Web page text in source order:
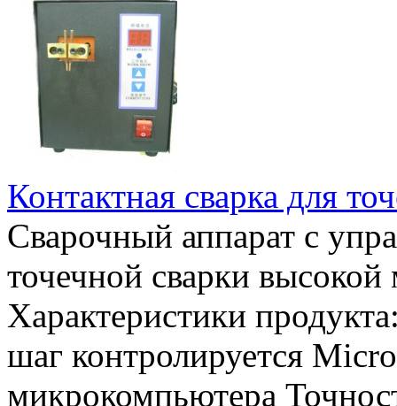
Контактная сварка для
Сварочный аппарат с
точечной сварки
Характеристики
шаг контролируется
микрокомпьютера